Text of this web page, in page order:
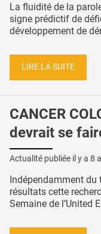
La fluidité de la
signe prédictif de
développement de
LIRE LA SUITE
CANCER
devrait se
Actualité publiée il y a 8
Indépendamment du
résultats cette
Semaine de l’United